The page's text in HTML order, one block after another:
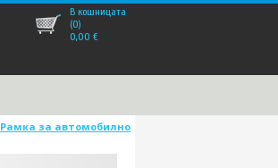
В кошницата
(0)
0,00 €
Рамка за автомобилно